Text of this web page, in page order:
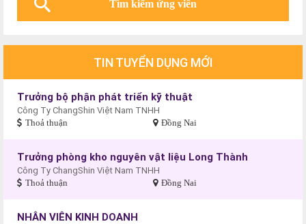
TIN TUYỂN DỤNG MỚI
Trưởng bộ phận phát triển kỹ thuật
Công Ty ChangShin Việt Nam TNHH
Thoả thuận Đồng Nai
Trưởng phòng kho nguyên vật liệu Long Thành
Công Ty ChangShin Việt Nam TNHH
Thoả thuận Đồng Nai
NHÂN VIÊN KINH DOANH